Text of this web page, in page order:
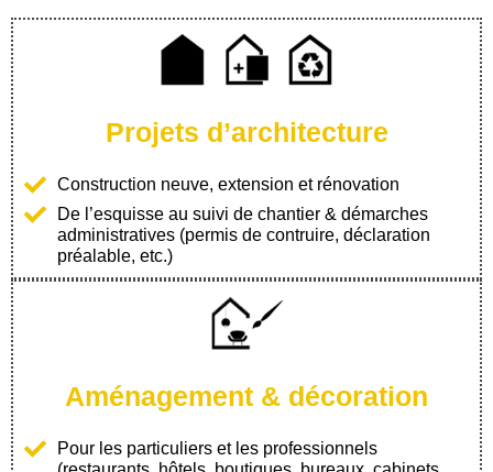
Projets d’architecture
Construction neuve, extension et rénovation
De l’esquisse au suivi de chantier & démarches
administratives (permis de contruire, déclaration
préalable, etc.)
Aménagement & décoration
Pour les particuliers et les professionnels